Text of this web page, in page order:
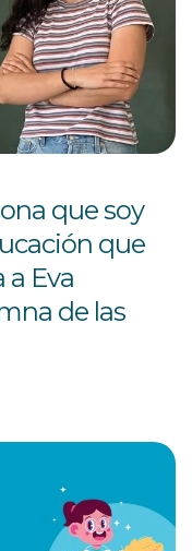
que soy
que
a Eva
de las